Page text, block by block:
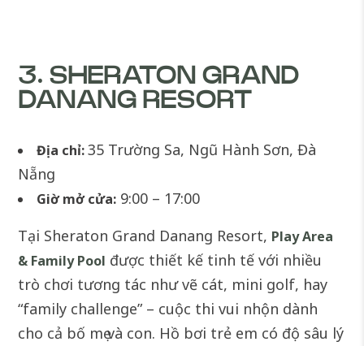
3. SHERATON GRAND
DANANG RESORT
Địa chỉ:35 Trường Sa, Ngũ Hành Sơn, Đà
Nẵng
Giờ mở cửa: 9:00 – 17:00
Tại Sheraton Grand Danang Resort, Play Area
& Family Pool được thiết kế tinh tế với nhiều
trò chơi tương tác như vẽ cát, mini golf, hay
“family challenge” – cuộc thi vui nhộn dành
cho cả bố mẹ và con. Hồ bơi trẻ em có độ sâu lý